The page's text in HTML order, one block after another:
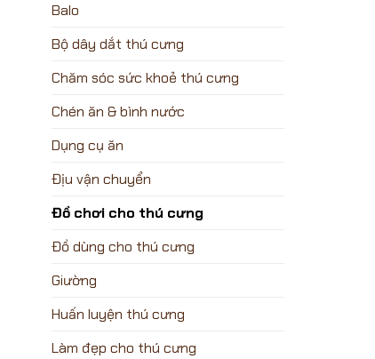
Balo
Bộ dây dắt thú cưng
Chăm sóc sức khoẻ thú cưng
Chén ăn & bình nước
Dụng cụ ăn
Địu vận chuyển
Đồ chơi cho thú cưng
Đồ dùng cho thú cưng
Giường
Huấn luyện thú cưng
Làm đẹp cho thú cưng